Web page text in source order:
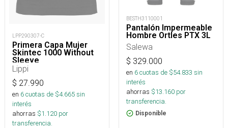
LPP290307-C
Primera Capa Mujer
Skintec 1000 Without
Sleeve
Lippi
$ 27.990
en 6cuotas de $4.665sin
interés
ahorras $1.120 por
transferencia.
BESTH3110001
Pantalón Impermeable
Hombre Ortles PTX 3L
Salewa
$ 329.000
en 6cuotas de $54.833 sin
interés
ahorras $13.160 por
transferencia.
Disponible